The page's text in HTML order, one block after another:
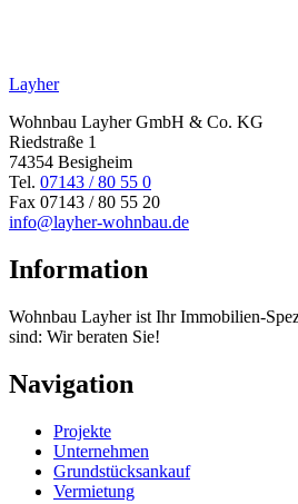
Layher
Wohnbau Layher GmbH & Co. KG
Riedstraße 1
74354 Besigheim
Tel. 07143 / 80 55 0
Fax 07143 / 80 55 20
info@layher-wohnbau.de
Information
Wohnbau Layher ist Ihr Immobilien-
sind: Wir beraten Sie!
Navigation
Projekte
Unternehmen
Grundstücksankauf
Vermietung